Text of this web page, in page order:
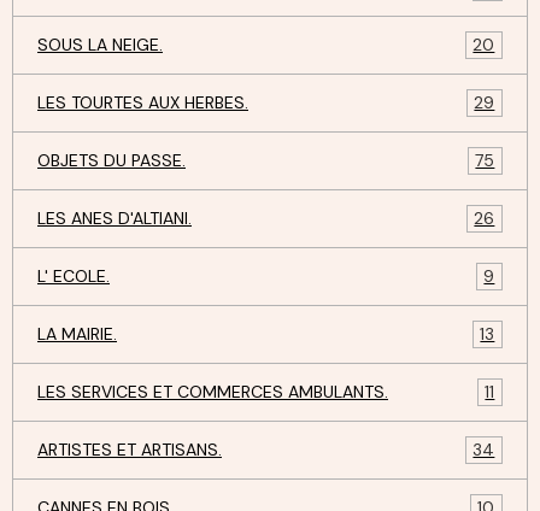
SOUS LA NEIGE. 20
LES TOURTES AUX HERBES. 29
OBJETS DU PASSE. 75
LES ANES D'ALTIANI. 26
L' ECOLE. 9
LA MAIRIE. 13
LES SERVICES ET COMMERCES AMBULANTS. 11
ARTISTES ET ARTISANS. 34